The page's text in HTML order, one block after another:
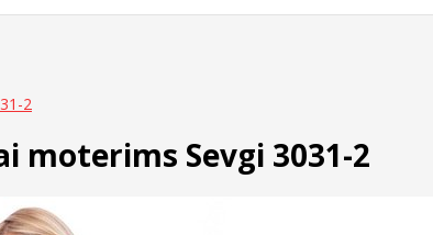
2
moterims Sevgi 3031-2